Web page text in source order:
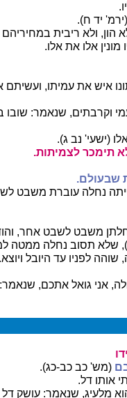
יד ח).
ולא ריבית במחיריהם
אלו את אלו.
איש את עמיתו,
וקרבתים, שנאמר: שובו
(ישעי' נב ג).
תימכר לצמיתות.
שבעולם.
נחלה עוברת משבט
משבט לשבט אחר,
ז), שלא תסוב נחלה ממטה
לפניו עד היובל
אני גואל אתכם, שנאמר:
(מש' כב כב-כג).
אותו דל.
הוא מלעיג, שנאמר: עושק